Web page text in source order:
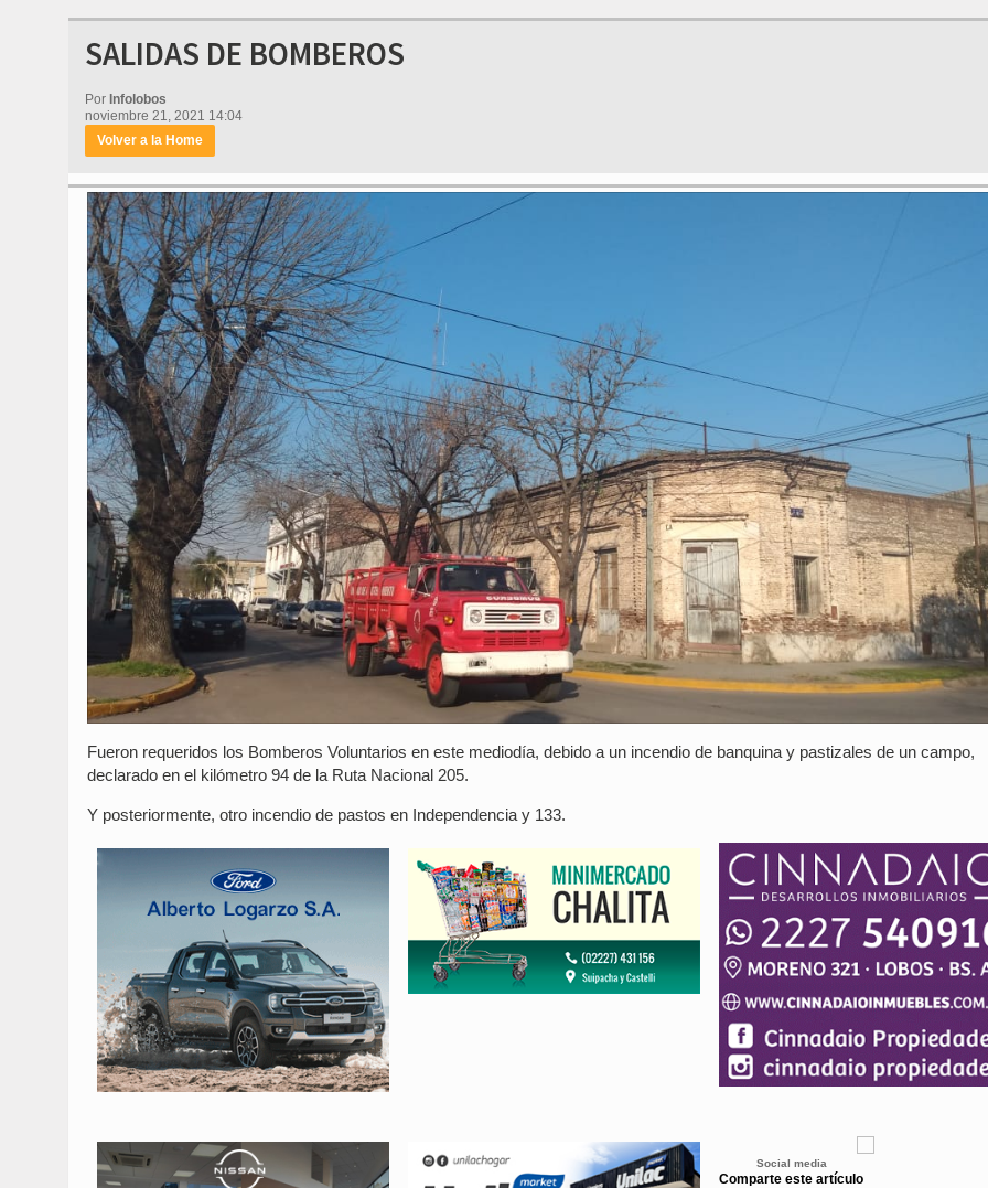
SALIDAS DE BOMBEROS
Por Infolobos
noviembre 21, 2021 14:04
Volver a la Home
Fueron requeridos los Bomberos Voluntarios en este mediodía, debido a un incendio de banquina y pastizales de un campo,
declarado en el kilómetro 94 de la Ruta Nacional 205.
Y posteriormente, otro incendio de pastos en Independencia y 133.
Social media
Comparte este artículo